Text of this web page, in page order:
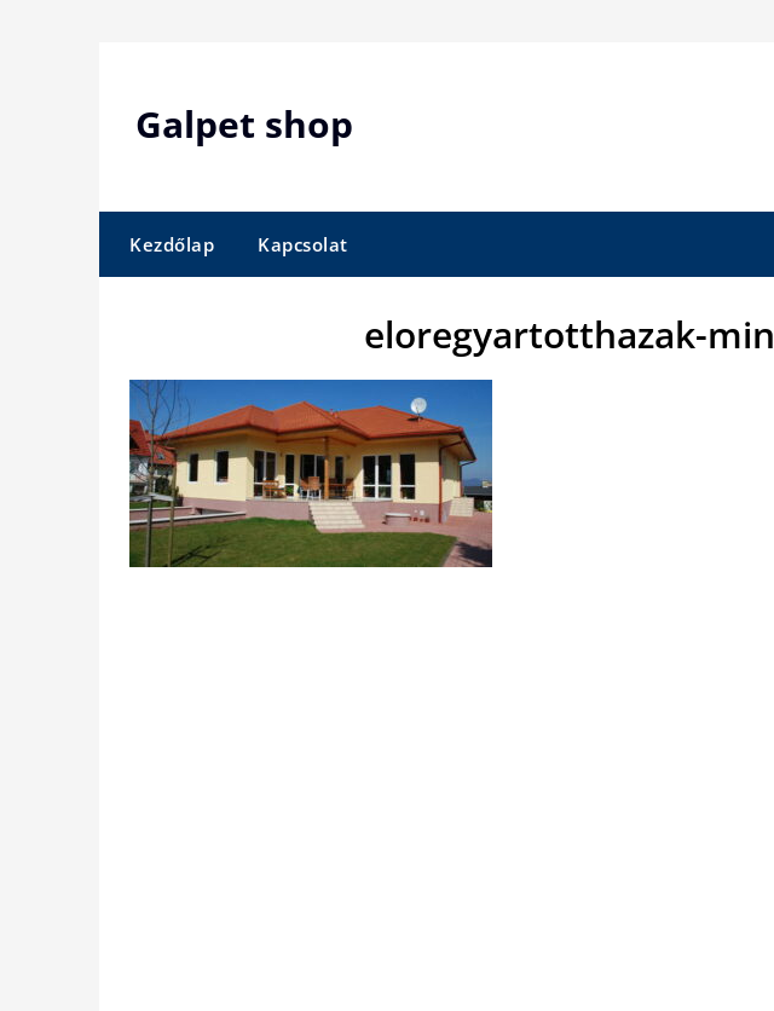
Galpet shop
Kezdőlap Kapcsolat
eloregyartotthazak-min